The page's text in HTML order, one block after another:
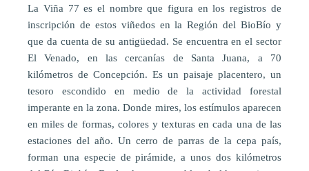
La Viña 77 es el nombre que figura en los registros de
inscripción de estos viñedos en la Región del BioBío y
que da cuenta de su antigüedad. Se encuentra en el sector
El Venado, en las cercanías de Santa Juana, a 70
kilómetros de Concepción. Es un paisaje placentero, un
tesoro escondido en medio de la actividad forestal
imperante en la zona. Donde mires, los estímulos aparecen
en miles de formas, colores y texturas en cada una de las
estaciones del año. Un cerro de parras de la cepa país,
forman una especie de pirámide, a unos dos kilómetros